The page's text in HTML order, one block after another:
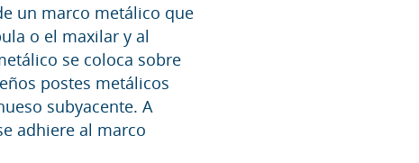
un marco metálico que
o el maxilar y al
se coloca sobre
postes metálicos
subyacente. A
adhiere al marco